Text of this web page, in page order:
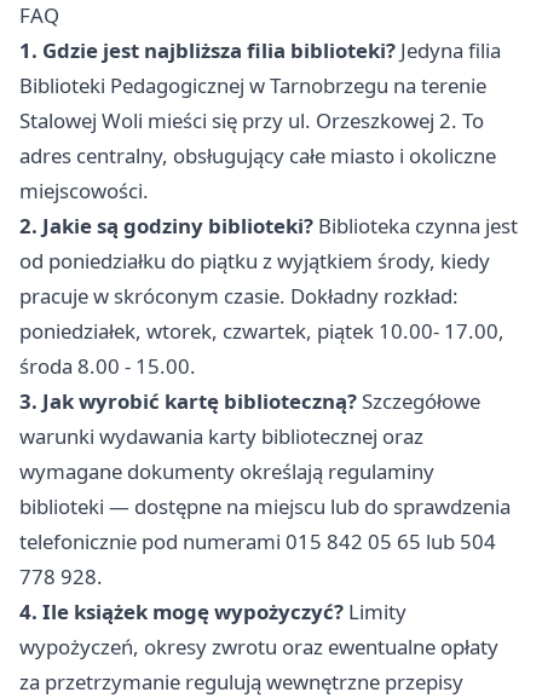
FAQ
1. Gdzie jest najbliższa filia biblioteki? Jedyna filia
Biblioteki Pedagogicznej w Tarnobrzegu na terenie
Stalowej Woli mieści się przy ul. Orzeszkowej 2. To
adres centralny, obsługujący całe miasto i okoliczne
miejscowości.
2. Jakie są godziny biblioteki? Biblioteka czynna jest
od poniedziałku do piątku z wyjątkiem środy, kiedy
pracuje w skróconym czasie. Dokładny rozkład:
poniedziałek, wtorek, czwartek, piątek 10.00- 17.00,
środa 8.00 - 15.00.
3. Jak wyrobić kartę biblioteczną?Szczegółowe
warunki wydawania karty bibliotecznej oraz
wymagane dokumenty określają regulaminy
biblioteki — dostępne na miejscu lub do sprawdzenia
telefonicznie pod numerami 015 842 05 65 lub 504
778 928.
4. Ile książek mogę wypożyczyć? Limity
wypożyczeń, okresy zwrotu oraz ewentualne opłaty
za przetrzymanie regulują wewnętrzne przepisy